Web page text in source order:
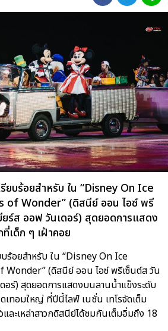
ยบร้อยสำหรับ ใน “Disney On Ice
of Wonder” (ดิสนีย์ ออน ไอซ์ พรี
ยร์ส ออฟ วันเดอร์) สุดยอดการแสดง
เด็ก ๆ เฝ้าคอย
บร้อยสำหรับ ใน “Disney On Ice
(ดิสนีย์ ออน ไอซ์ พรีเซ็นต์ส วัน
อร์) สุดยอดการแสดงบนลานน้ำแข็งระดับ
เทอมใหญ่ ที่ปีนี้ไลฟ์ เนชั่น เทโรจัดเต็ม
ละเหล่าสาวกดิสนีย์ได้ชมกันเต็มอิ่มถึง 18